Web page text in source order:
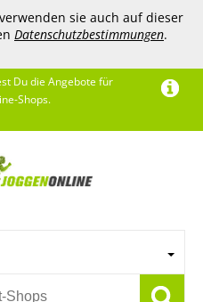
sie auch auf dieser
Datenschutzbestimmungen.
Du die Angebote für
Shops.